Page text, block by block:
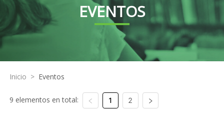
EVENTOS
Inicio > Eventos
9 elementos en total: 1 2